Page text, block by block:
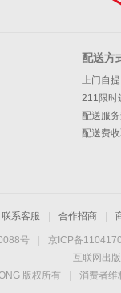
配送方
上门自提
211限时
配送服
配送费
联系客服 合作招商
号 京ICP备
互联网出
版权所有 消费者维